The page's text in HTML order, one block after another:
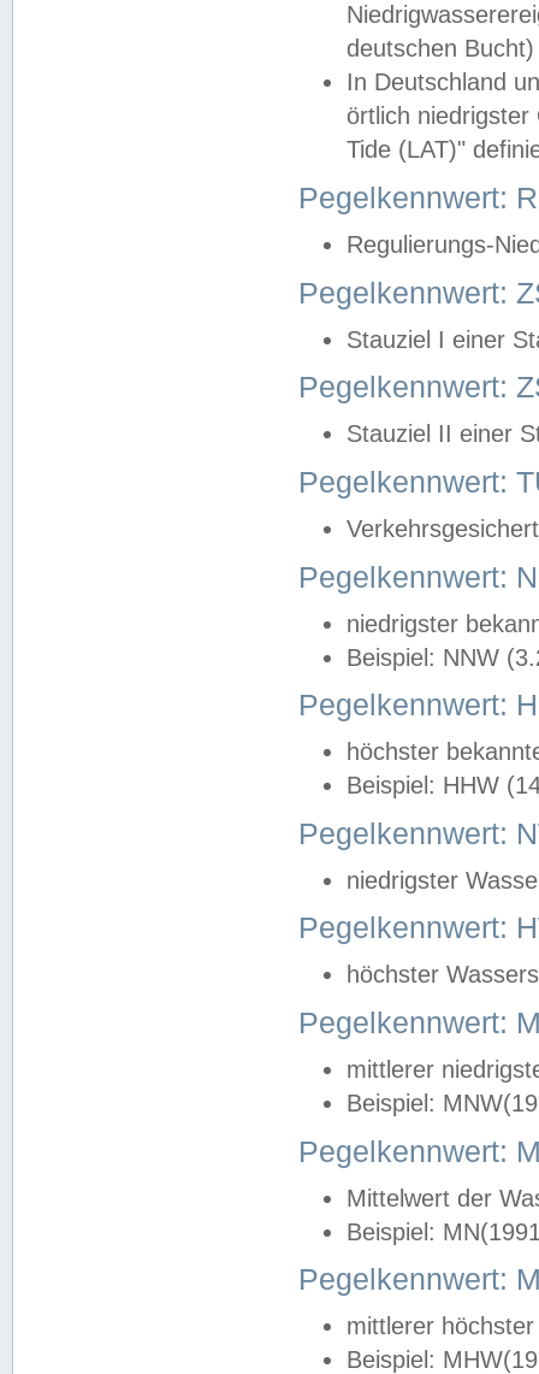
deutschen
In Deutschland
örtlich
Tide (LAT)"
Pegelkennwert:
Regulierungs-
Pegelkennwert:
Stauziel I einer
Pegelkennwert:
Stauziel II einer
Pegelkennwert:
Pegelkennwert:
niedrigster
Beispiel: NNW
Pegelkennwert:
höchster
Beispiel: HHW
Pegelkennwert:
niedrigster
Pegelkennwert:
höchster
Pegelkennwert:
mittlerer
Beispiel:
Pegelkennwert:
Mittelwert der
Beispiel:
Pegelkennwert:
mittlerer
Beispiel: